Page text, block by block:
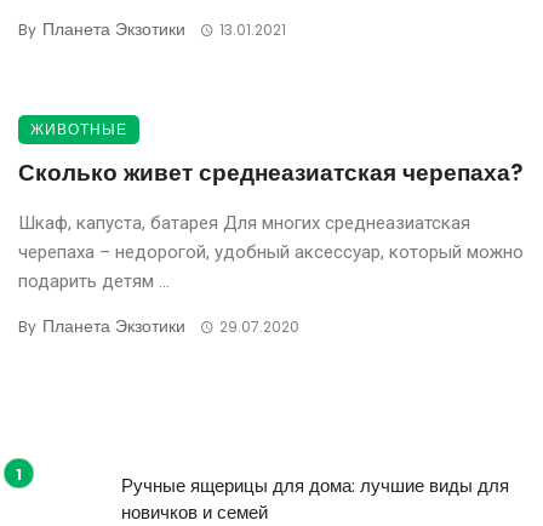
By Планета Экзотики 13.01.2021
ЖИВОТНЫЕ
Сколько живет среднеазиатская черепаха?
Шкаф, капуста, батарея Для многих среднеазиатская
черепаха – недорогой, удобный аксессуар, который можно
подарить детям ...
By Планета Экзотики 29.07.2020
Ручные ящерицы для дома: лучшие виды для
новичков и семей